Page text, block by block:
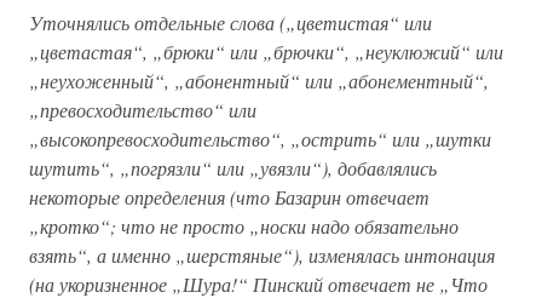
Уточнялись отдельные слова („цветистая“ или
„цветастая“, „брюки“ или „брючки“, „неуклюжий“ или
„неухоженный“, „абонентный“ или „абонементный“,
„превосходительство“ или
„высокопревосходительство“, „острить“ или „шутки
шутить“, „погрязли“ или „увязли“), добавлялись
некоторые определения (что Базарин отвечает
„кротко“; что не просто „носки надо обязательно
взять“, а именно „шерстяные“), изменялась интонация
(на укоризненное „Шура!“ Пинский отвечает не „Что